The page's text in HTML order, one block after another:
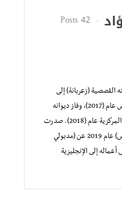
42 Posts
(زعربانة) إلى
القائمة القصيرة بجائزة ساويرس عام (2017)، وفاز ديوانه
(أناشيد الإغماء) في المسابقة المركزية عام (2018). صدرت
روايته الأولى (فندق هيجسياس) عام 2019 عن (مدبولي
إلى الإنجليزية